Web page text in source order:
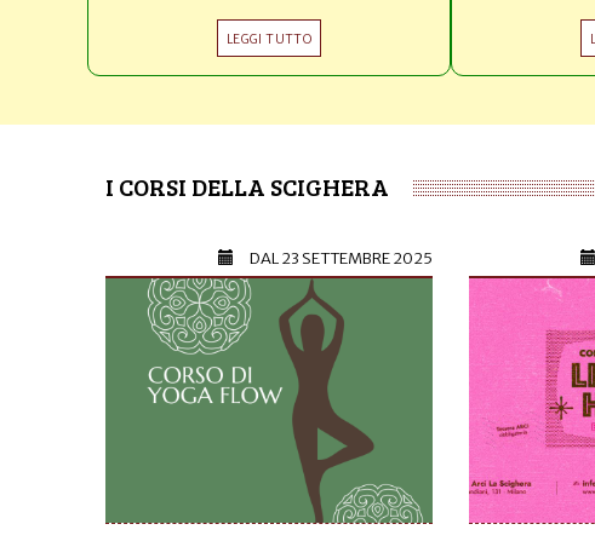
LEGGI TUTTO
I CORSI DELLA SCIGHERA
DAL23 SETTEMBRE 2025